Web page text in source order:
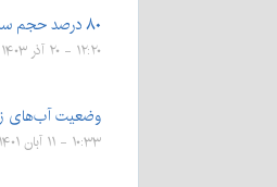
۸۰ درصد حجم سدهای استان کرمان خالی است
۱۲:۲۰ - ۲۰ آذر ۱۴۰۳
وضعیت آب‌های
۱۰:۳۳ - ۱۱ آبان ۱۴۰۱